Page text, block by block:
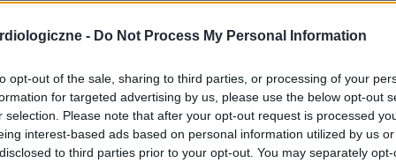
- Do Not Process My Personal Information
opt-out of the sale, sharing to third parties, or processing of your
for targeted advertising by us, please use the below opt-out
selection. Please note that after your opt-out request is processed
interest-based ads based on personal information utilized by us
to third parties prior to your opt-out. You may separately